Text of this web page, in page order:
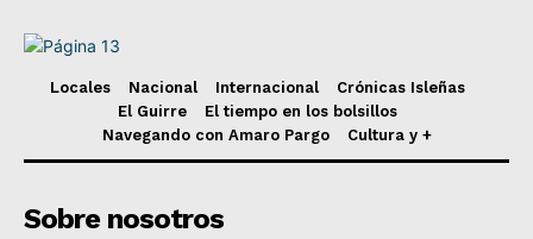
Locales Nacional Internacional
Crónicas Isleñas
El Guirre
El tiempo en los bolsillos
Navegando con Amaro Pargo
Cultura y +
Sobre nosotros